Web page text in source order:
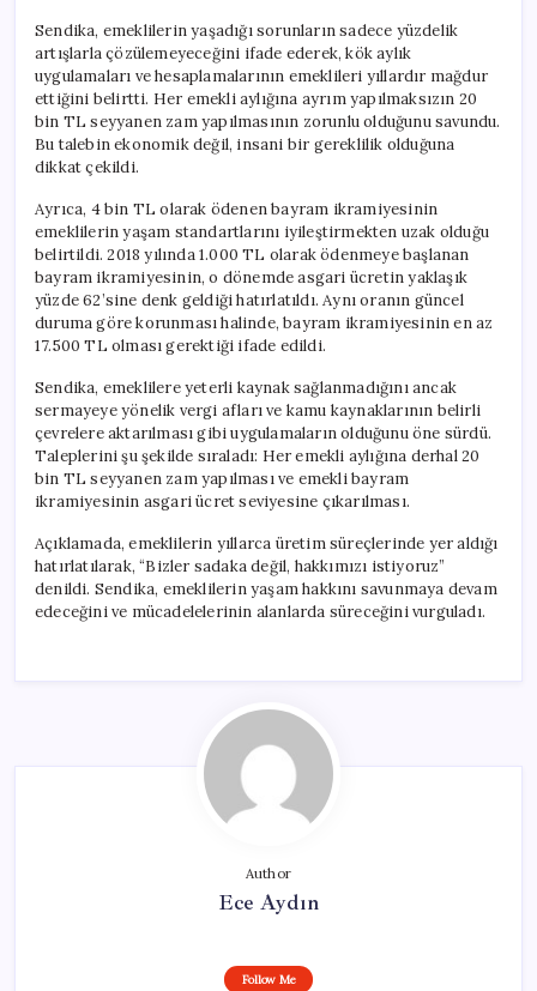
Sendika, emeklilerin yaşadığı sorunların sadece yüzdelik
artışlarla çözülemeyeceğini ifade ederek, kök aylık
uygulamaları ve hesaplamalarının emeklileri yıllardır mağdur
ettiğini belirtti. Her emekli aylığına ayrım yapılmaksızın 20
bin TL seyyanen zam yapılmasının zorunlu olduğunu savundu.
Bu talebin ekonomik değil, insani bir gereklilik olduğuna
dikkat çekildi.
Ayrıca, 4 bin TL olarak ödenen bayram ikramiyesinin
emeklilerin yaşam standartlarını iyileştirmekten uzak olduğu
belirtildi. 2018 yılında 1.000 TL olarak ödenmeye başlanan
bayram ikramiyesinin, o dönemde asgari ücretin yaklaşık
yüzde 62’sine denk geldiği hatırlatıldı. Aynı oranın güncel
duruma göre korunması halinde, bayram ikramiyesinin en az
17.500 TL olması gerektiği ifade edildi.
Sendika, emeklilere yeterli kaynak sağlanmadığını ancak
sermayeye yönelik vergi afları ve kamu kaynaklarının belirli
çevrelere aktarılması gibi uygulamaların olduğunu öne sürdü.
Taleplerini şu şekilde sıraladı: Her emekli aylığına derhal 20
bin TL seyyanen zam yapılması ve emekli bayram
ikramiyesinin asgari ücret seviyesine çıkarılması.
Açıklamada, emeklilerin yıllarca üretim süreçlerinde yer aldığı
hatırlatılarak, “Bizler sadaka değil, hakkımızı istiyoruz”
denildi. Sendika, emeklilerin yaşam hakkını savunmaya devam
edeceğini ve mücadelelerinin alanlarda süreceğini vurguladı.
Author
Ece Aydın
Follow Me